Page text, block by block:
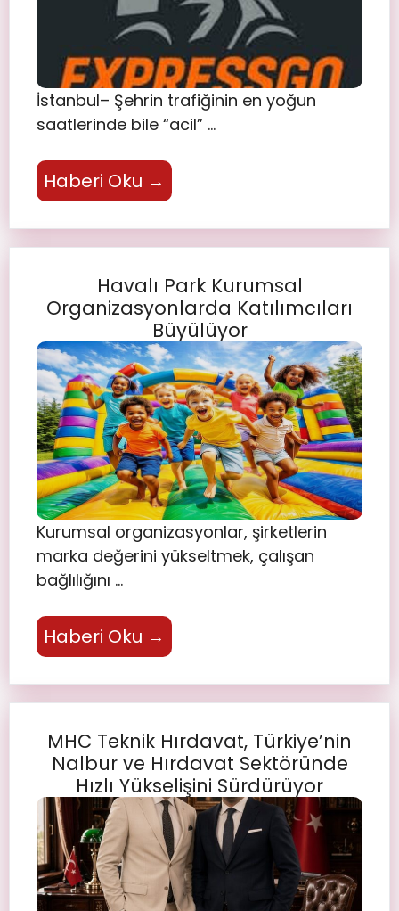
İstanbul– Şehrin trafiğinin en yoğun
saatlerinde bile “acil” …
Haberi Oku →
Havalı Park Kurumsal
Organizasyonlarda Katılımcıları
Büyülüyor
Kurumsal organizasyonlar, şirketlerin
marka değerini yükseltmek, çalışan
bağlılığını …
Haberi Oku →
MHC Teknik Hırdavat, Türkiye’nin
Nalbur ve Hırdavat Sektöründe
Hızlı Yükselişini Sürdürüyor